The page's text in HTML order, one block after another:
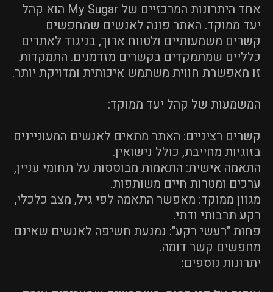
אחד היתרונות המרכזיים של My Sugar הוא קהל
יעד ממוקד. האתר פונה לאנשים שמחפשים
קשרים משמעותיים ולטווח ארוך, בניגוד לאתרים
כלליים שמתמקדים בקשרים מזדמנים. התמקדות
זו מאפשרת חווית משתמש איכותית ומדויקת יותר.
המשמעות של קהל יעד ממוקד:
קשרים רציניים: האתר מתאים לאנשים המעוניינים
בזוגיות מחייבת, כולל נישואין.
התאמה אישית: התאמות מבוססות על תחומי עניין,
ערכים ומטרות חיים משותפות.
מגוון ממוקד: מאפשר התאמה לפי גיל, מצב כלכלי,
רקע תרבותי ודתי.
פחות "רעשי רקע": נמנעת חשיפה לאנשים שאינם
מחפשים קשר דומה.
יתרונות נוספים: